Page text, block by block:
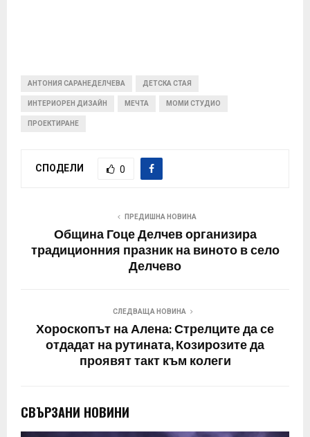
АНТОНИЯ САРАНЕДЕЛЧЕВА ДЕТСКА СТАЯ
ИНТЕРИОРЕН ДИЗАЙН МЕЧТА МОМИ СТУДИО
ПРОЕКТИРАНЕ
СПОДЕЛИ 0
ПРЕДИШНА НОВИНА
Община Гоце Делчев организира
традиционния празник на виното в село
Делчево
СЛЕДВАЩА НОВИНА
Хороскопът на Алена: Стрелците да се
отдадат на рутината, Козирозите да
проявят такт към колеги
СВЪРЗАНИ НОВИНИ